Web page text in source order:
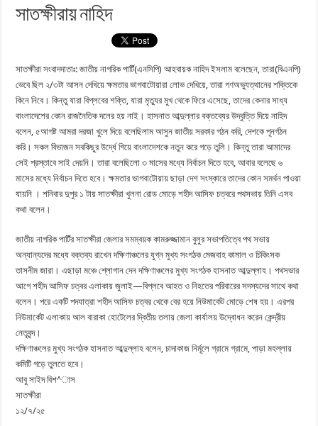
সাতক্ষীরায় নাহিদ
সাতক্ষীরা সংবাদদাতাঃ: জাতীয় নাগরিক পার্টি(এনসিপি) আহবায়ক নাহিদ ইসলাম বলেছেন, তারা(বিএনপি)
ভেবে ছিল ২/৩টা আসন দেখিয়ে ক্ষমতার ভাগবাটোয়ারা লোভ দেখিয়ে, তারা গণঅভ্যুত্থানের শক্তিকে
কিনে নিবে। কিন্তু যারা বিপ্লবের শক্তি, যারা মৃত্যুর মুখ থেকে ফিরে এসেছে, তাদের কেনার সাধ্য
বাংলাদেশের কোন রাজনৈতিক দলের হয় নাই। হাসনাত আব্দুল্লার বক্তব্যের উদ্বৃত্তি দিয়ে নাহিদ
বলেন, ৫আগষ্ট আমরা দরজা খুলে দিয়ে বলেছিলাম আসুন জাতীয় সরকার গঠন করি, দেশকে পূনর্গঠন
করি। সকল বিভাজন সবকিছুর উর্দ্ধে গিয়ে বাংলাদেশকে নতুন করে গড়ে তুলি। কিন্তু তারা আমাদের
সেই প্রস্তাবে সাই দেয়নি। তারা বলেছিলো ৩ মাসের মধ্যে নির্বাচন দিতে হবে, আবার বলেছে ৬
মাসের মধ্যে নির্বাচন দিতে হবে। ক্ষমতার ভাগবাটোয়ায় ছাড়া দেশ সংস্কারে তাদের কোন সমর্থন পাওয়া
যায়নি । শনিবার দুপুর ১ টায় সাতক্ষীরা খুলনা রোড মোড়ে শহীদ আসিফ চত্বরে পথসভায় তিনি এসব
কথা বলেন।
জাতীয় নাগরিক পার্টির সাতক্ষীরা জেলার সমম্বয়ক কামরুজ্জামান বুলুর সভাপতিত্বে পথ সভায়
অন্যান্যদের মধ্যে বক্তব্য রাখেন দক্ষিণাঞ্চলের যুগ্ন মুখ্য সংগঠক মেজবাহ কামাল ও চিকিংসক
তাসনীম জারা। এছাড়া মঞ্চে শ্লোগান দেন দক্ষিণাঞ্চলের মুখ্য সংগঠক হাসনাত আব্দুল্লাহ। পথসভার
আগে শহীদ আসিফ চত্বর এলাকায় জুলাই—বিপ্লবে আহত ও নিহতের পরিবারের সদস্যদের সাথে কথা
বলেন। পরে একটি পদযাত্রা শহীদ আসিফ চত্বর থেকে বের হয়ে নিউমার্কেট মোড়ে শেষ হয়। এরপর
নিউমার্কেট এলাকায় আল বারাকা হোটেলের দ্বিতীয় তলায় জেলা কার্যালয় উদ্বোধন করেন কেন্দ্রীয়
নেতৃবৃন্দ।
দক্ষিণাঞ্চলের মুখ্য সংগঠক হাসনাত আব্দুল্লাহ বলেন, চাদাকাজ নির্মূলে গ্রামে গ্রামে, পাড়া মহল্লায়
কমিটি গড়ে তুলতে হবে।
আবু সাইদ বিশ^াস
সাতক্ষীরা
১২/৭/২৫